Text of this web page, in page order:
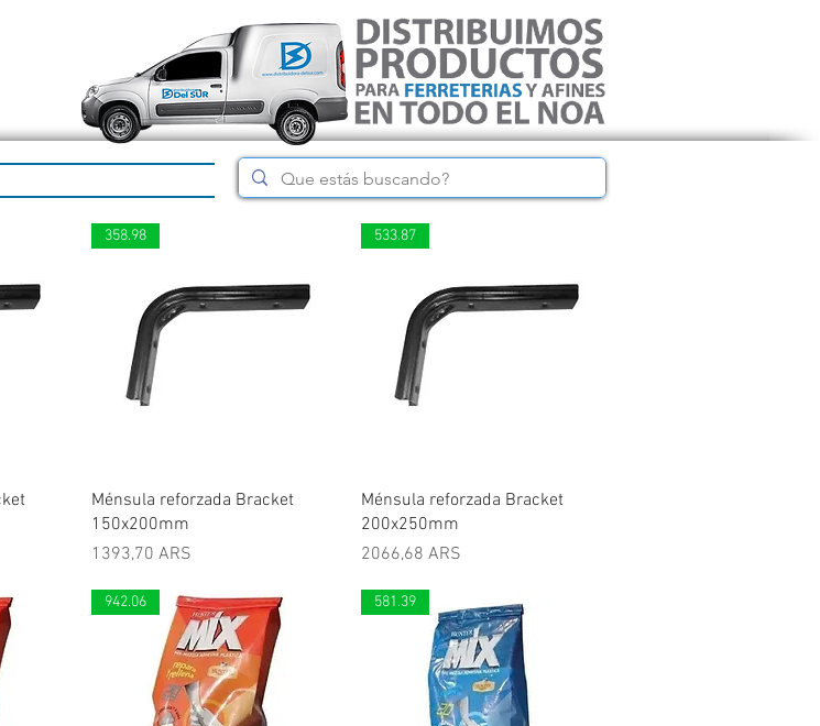
Vista rápida
358.98
Ménsula reforzada Bracket
150x200mm
Precio
1393,70 ARS
Vista rápida
533.87
Ménsula reforzada Bracket
200x250mm
Precio
2066,68 ARS
942.06 581.39